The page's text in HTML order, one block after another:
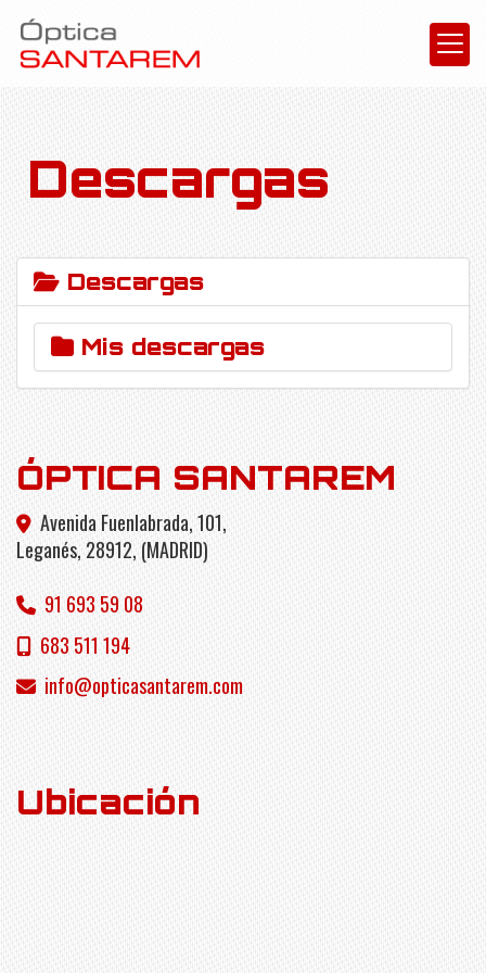
Descargas
Descargas
Mis descargas
ÓPTICA SANTAREM
Avenida Fuenlabrada, 101,
Leganés, 28912, (MADRID)
91 693 59 08
683 511 194
info
opticasantarem.com
Ubicación